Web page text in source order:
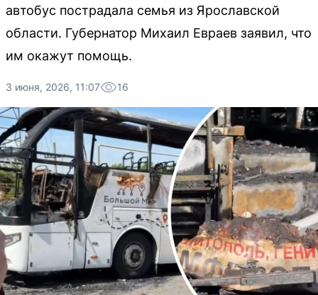
автобус пострадала семья из Ярославской
области. Губернатор Михаил Евраев заявил, что
им окажут помощь.
3 июня, 2026, 11:07 16